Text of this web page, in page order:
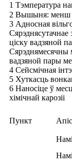
1 Тэмпература
2 Вышыня: менш
3 Адносная
ціску вадзяной
Сярэднямесячны
вадзяной пары
4 Сейсмічная
5 Хуткасць
6 Наносіце ў
хімічнай карозіі
Пункт